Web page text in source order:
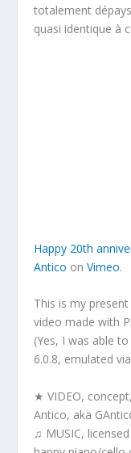
totalement
quasi identique à
Happy 20th
Antico onVimeo.
This is my
video made with
(Yes, I was able
6.0.8, emulated
★ VIDEO,
Antico, aka
♫ MUSIC,